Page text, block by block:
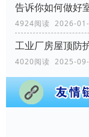
告诉你如何做好
4924阅读 2026-
4020阅读 2025-